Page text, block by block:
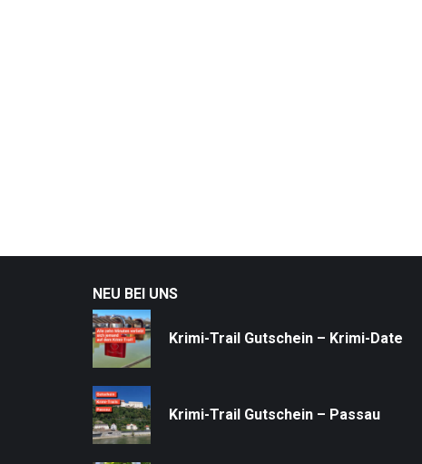
NEU BEI UNS
Krimi-Trail Gutschein – Krimi-Date
Krimi-Trail Gutschein – Passau